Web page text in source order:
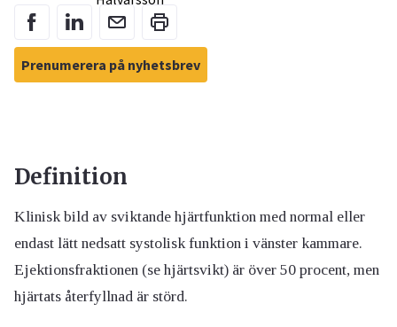
Prenumerera på nyhetsbrev
Definition
Klinisk bild av sviktande hjärtfunktion med normal eller
endast lätt nedsatt systolisk funktion i vänster kammare.
Ejektionsfraktionen (se hjärtsvikt) är över 50 procent, men
hjärtats återfyllnad är störd.